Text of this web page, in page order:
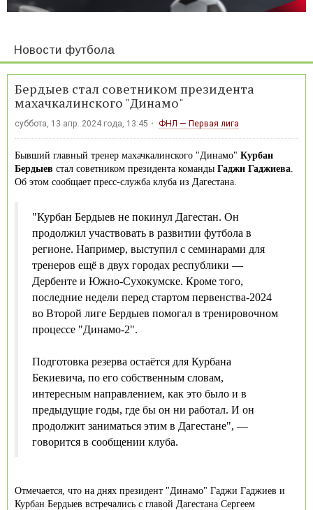
Новости футбола
Бердыев стал советником президента
махачкалинского "Динамо"
суббота, 13 апр. 2024 года, 13:45 ФНЛ — Первая лига
Бывший главный тренер махачкалинского "Динамо" Курбан
Бердыев стал советником президента команды Гаджи Гаджиева
Об этом сообщает пресс-служба клуба из Дагестана.
"Курбан Бердыев не покинул Дагестан. Он
продолжил участвовать в развитии футбола в
регионе. Например, выступил с семинарами для
тренеров ещё в двух городах республики —
Дербенте и Южно-Сухокумске. Кроме того,
последние недели перед стартом первенства-2024
во Второй лиге Бердыев помогал в тренировочном
процессе "Динамо-2".
Подготовка резерва остаётся для Курбана
Бекиевича, по его собственным словам,
интересным направлением, как это было и в
предыдущие годы, где бы он ни работал. И он
продолжит заниматься этим в Дагестане", —
говорится в сообщении клуба.
Отмечается, что на днях президент "Динамо" Гаджи Гаджиев и
Курбан Бердыев встречались с главой Дагестана Сергеем